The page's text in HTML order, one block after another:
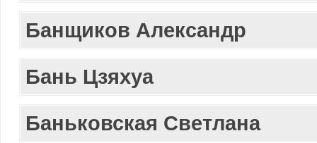
Банщиков Александр
Бань Цзяхуа
Баньковская Светлана